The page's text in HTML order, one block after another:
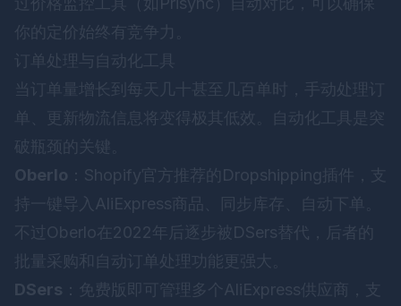
你的定价始终有竞争力。
订单处理与自动化工具
当订单量增长到每天几十甚至几百单时，手动处理订
单、更新物流信息将变得极其低效。自动化工具是突
破瓶颈的关键。
Oberlo ：Shopify官方推荐的Dropshipping插件，支
持一键导入AliExpress商品、同步库存、自动下单。
不过Oberlo在2022年后逐步被DSers替代，后者的
批量采购和自动订单处理功能更强大。
DSers ：免费版即可管理多个AliExpress供应商，支